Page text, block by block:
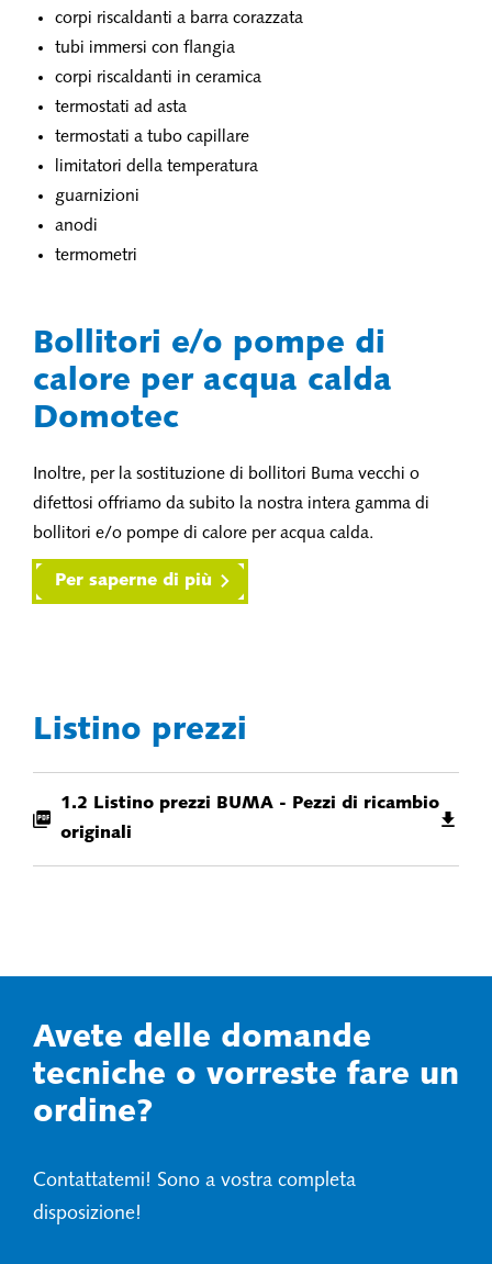
corpi riscaldanti a barra corazzata
tubi immersi con flangia
corpi riscaldanti in ceramica
termostati ad asta
termostati a tubo capillare
limitatori della temperatura
guarnizioni
anodi
termometri
Bollitori e/o pompe di
calore per acqua calda
Domotec
Inoltre, per la sostituzione di bollitori Buma vecchi o
difettosi offriamo da subito la nostra intera gamma di
bollitori e/o pompe di calore per acqua calda.
Per saperne di più
Listino prezzi
1.2 Listino prezzi BUMA - Pezzi di ricambio
originali
Avete delle domande
tecniche o vorreste fare un
ordine?
Contattatemi! Sono a vostra completa
disposizione!